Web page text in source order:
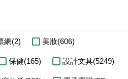
網(2) 美妝(606)
保健(165) 設計文具(5249)